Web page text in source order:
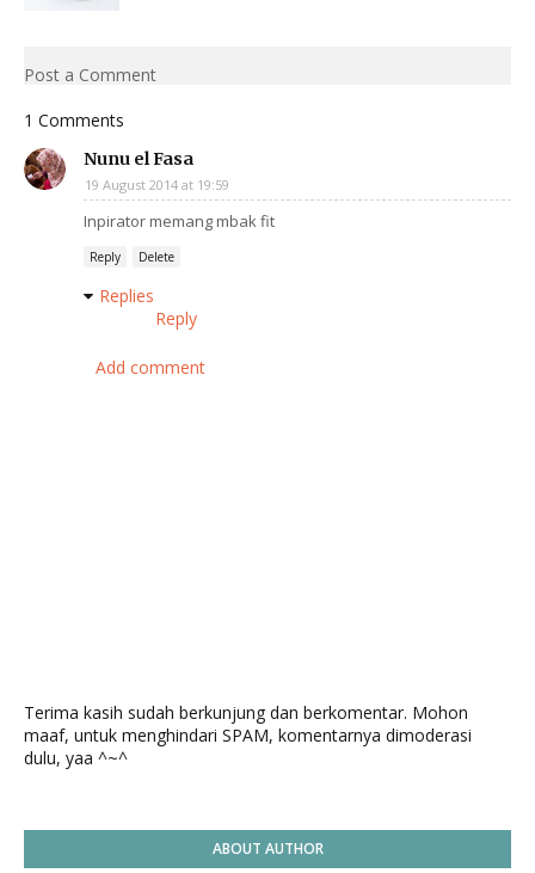
Post a Comment
1 Comments
Nunu el Fasa
19 August 2014 at 19:59
Inpirator memang mbak fit
Reply Delete
Replies
Reply
Add comment
Terima kasih sudah berkunjung dan berkomentar. Mohon
maaf, untuk menghindari SPAM, komentarnya dimoderasi
dulu, yaa ^~^
ABOUT AUTHOR